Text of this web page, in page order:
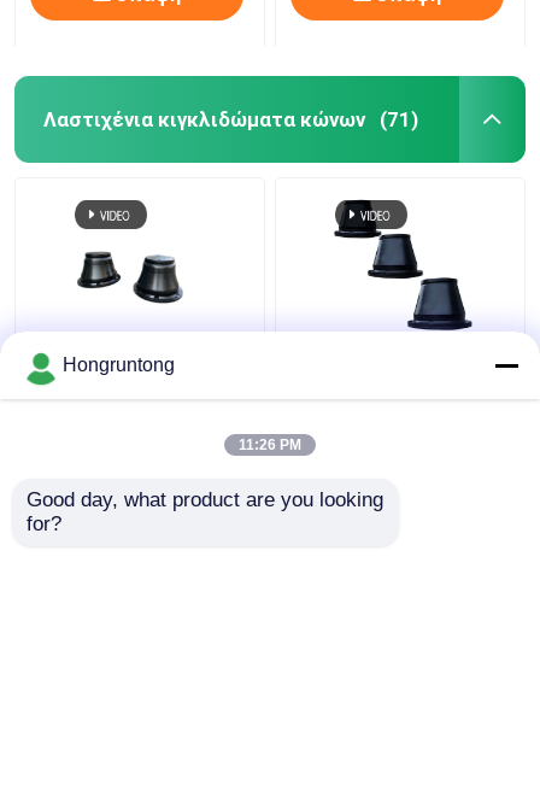
Λαστιχένια κιγκλιδώματα κώνων (71)
600H Κωνικό Φέντερ
Ελαφρύς Βάρος
Εύκολη εγκατάσταση
Ενεργειακά
αποδοτικό Ανθεκτικό
Hongruntong
11:26 PM
Good day, what product are you looking
for?